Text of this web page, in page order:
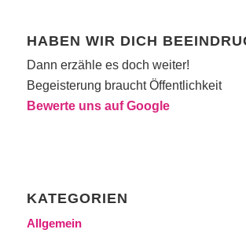
HABEN WIR DICH
Dann erzähle es doch weiter!
Begeisterung braucht Öffentlichkeit
Bewerte uns auf Google
KATEGORIEN
Allgemein